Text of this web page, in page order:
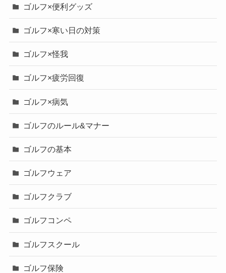
ゴルフ×便利グッズ
ゴルフ×寒い日の対策
ゴルフ×怪我
ゴルフ×疲労回復
ゴルフ×病気
ゴルフのルール&マナー
ゴルフの基本
ゴルフウェア
ゴルフクラブ
ゴルフコンペ
ゴルフスクール
ゴルフ保険